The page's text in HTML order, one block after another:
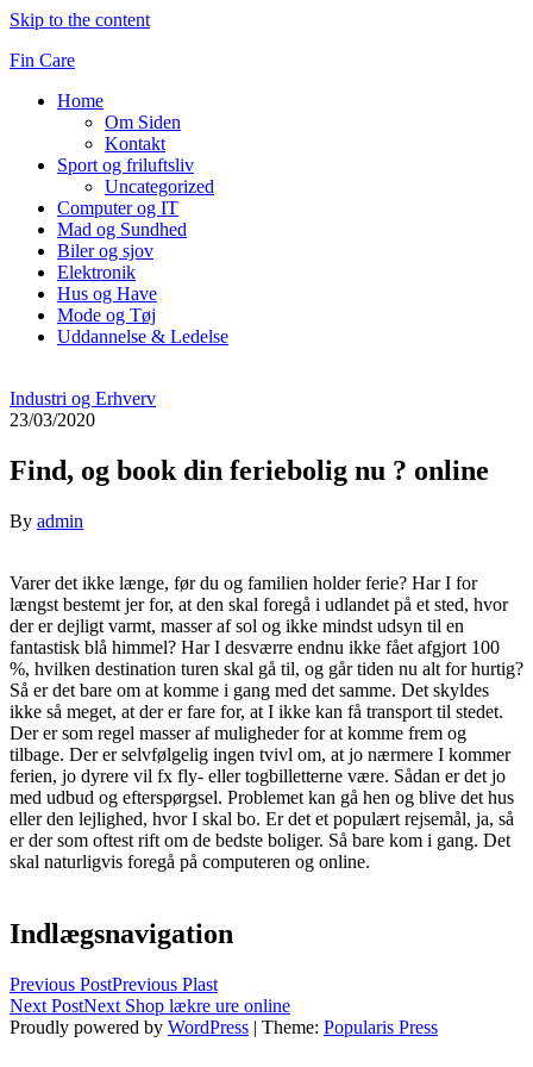
Skip to the content
Fin Care
Home
Om Siden
Kontakt
Sport og friluftsliv
Uncategorized
Computer og IT
Mad og Sundhed
Biler og sjov
Elektronik
Hus og Have
Mode og Tøj
Uddannelse & Ledelse
Industri og Erhverv
23/03/2020
Find, og book din feriebolig nu ? online
By admin
Varer det ikke længe, før du og familien holder ferie? Har I for
længst bestemt jer for, at den skal foregå i udlandet på et sted, hvor
der er dejligt varmt, masser af sol og ikke mindst udsyn til en
fantastisk blå himmel? Har I desværre endnu ikke fået afgjort 100
%, hvilken destination turen skal gå til, og går tiden nu alt for hurtig?
Så er det bare om at komme i gang med det samme. Det skyldes
ikke så meget, at der er fare for, at I ikke kan få transport til stedet.
Der er som regel masser af muligheder for at komme frem og
tilbage. Der er selvfølgelig ingen tvivl om, at jo nærmere I kommer
ferien, jo dyrere vil fx fly- eller togbilletterne være. Sådan er det jo
med udbud og efterspørgsel. Problemet kan gå hen og blive det hus
eller den lejlighed, hvor I skal bo. Er det et populært rejsemål, ja, så
er der som oftest rift om de bedste boliger. Så bare kom i gang. Det
skal naturligvis foregå på computeren og online.
Indlægsnavigation
Previous PostPrevious Plast
Next PostNext Shop lækre ure online
Proudly powered by WordPress | Theme: Popularis Press